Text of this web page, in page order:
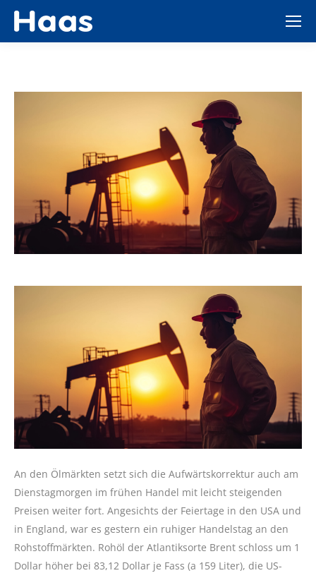
An den Ölmärkten setzt sich die Aufwärtskorrektur auch am
Dienstagmorgen im frühen Handel mit leicht steigenden
Preisen weiter fort. Angesichts der Feiertage in den USA und
in England, war es gestern ein ruhiger Handelstag an den
Rohstoffmärkten. Rohöl der Atlantiksorte Brent schloss um 1
Dollar höher bei 83,12 Dollar je Fass (a 159 Liter), die US-